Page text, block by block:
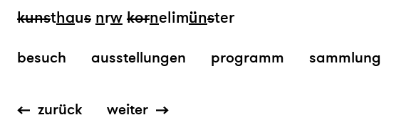
kunsthaus nrw kornelimünster
besuch ausstellungen programm sammlung
zurück weiter